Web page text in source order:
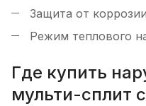
Защита от
Режим теплового
Где купить
мульти-сплит